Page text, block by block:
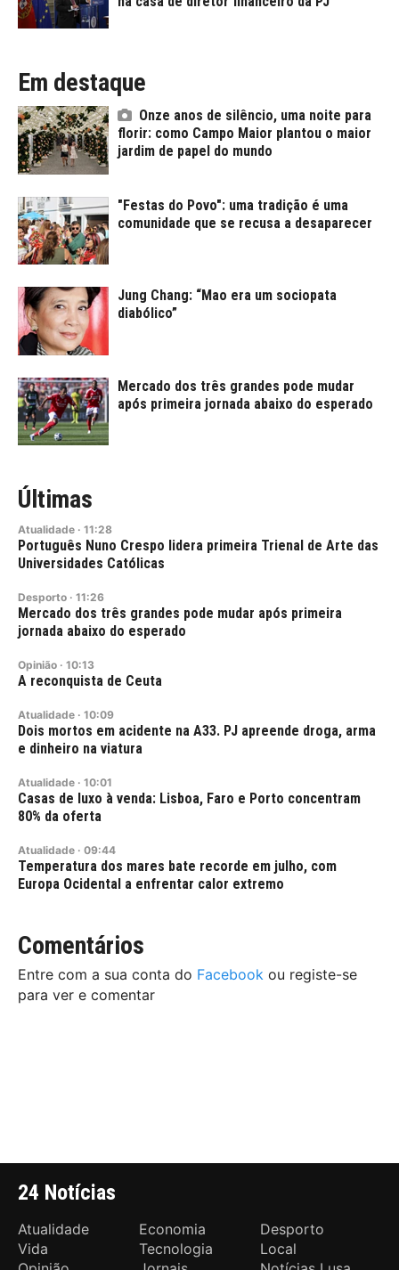
Em destaque
Onze anos de silêncio, uma noite para
florir: como Campo Maior plantou o maior
jardim de papel do mundo
"Festas do Povo": uma tradição é uma
comunidade que se recusa a desaparecer
Jung Chang: “Mao era um sociopata
diabólico”
Mercado dos três grandes pode mudar
após primeira jornada abaixo do esperado
Últimas
Atualidade · 11:28
Português Nuno Crespo lidera primeira Trienal de Arte das
Universidades Católicas
Desporto · 11:26
Mercado dos três grandes pode mudar após primeira
jornada abaixo do esperado
Opinião · 10:13
A reconquista de Ceuta
Atualidade · 10:09
Dois mortos em acidente na A33. PJ apreende droga, arma
e dinheiro na viatura
Atualidade · 10:01
Casas de luxo à venda: Lisboa, Faro e Porto concentram
80% da oferta
Atualidade · 09:44
Temperatura dos mares bate recorde em julho, com
Europa Ocidental a enfrentar calor extremo
Comentários
Entre com a sua conta do Facebook ou registe-se
para ver e comentar
24 Notícias
Atualidade Economia
Desporto
Vida
Tecnologia
Local